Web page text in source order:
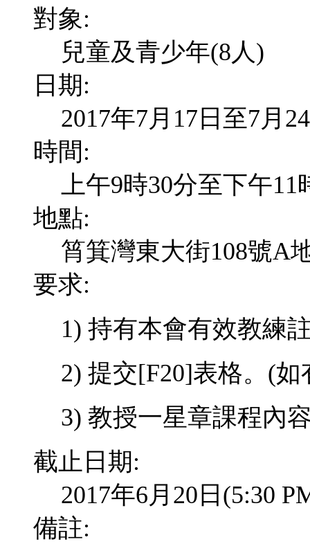
對象:
兒童及青少年(8人)
日期:
2017年7月17日至7月
時間:
上午9時30分至下午11
地點:
筲箕灣東大街108號A
要求:
1) 持有本會有效教練
2) 提交[F20]表格。 (如
3) 教授一星章課程內
截止日期:
2017年6月20日(5:30
備註: